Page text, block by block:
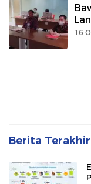
16
Berita Terakhir